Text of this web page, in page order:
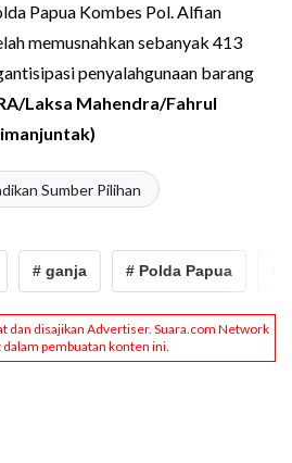
Papua Kombes Pol. Alfian
memusnahkan sebanyak 413
penyalahgunaan barang
Laksa Mahendra/Fahrul
Sumber Pilihan
# ganja # Polda Papua